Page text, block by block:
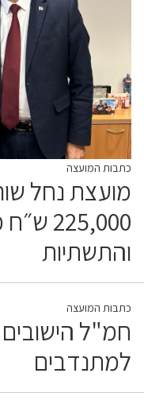
כתבות המועצה
מועצת נחל
והתשתיות
כתבות המועצה
חמ"ל
למתנדבים